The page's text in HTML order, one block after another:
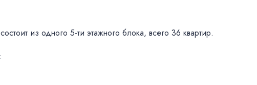
из одного 5-ти этажного блока, всего 36 квартир.